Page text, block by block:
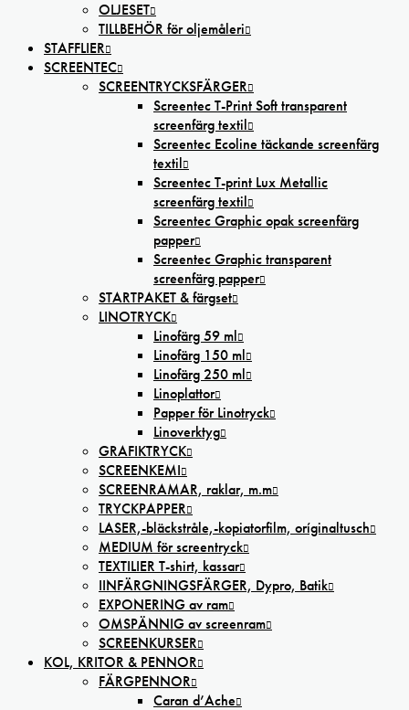
OLJESET
TILLBEHÖR för oljemåleri
STAFFLIER
SCREENTEC
SCREENTRYCKSFÄRGER
Screentec T-Print Soft transparent
screenfärg textil
Screentec Ecoline täckande screenfärg
textil
Screentec T-print Lux Metallic
screenfärg textil
Screentec Graphic opak screenfärg
papper
Screentec Graphic transparent
screenfärg papper
STARTPAKET & färgset
LINOTRYCK
Linofärg 59 ml
Linofärg 150 ml
Linofärg 250 ml
Linoplattor
Papper för Linotryck
Linoverktyg
GRAFIKTRYCK
SCREENKEMI
SCREENRAMAR, raklar, m.m
TRYCKPAPPER
LASER,-bläckstråle,-kopiatorfilm, oríginaltusch
MEDIUM för screentryck
TEXTILIER T-shirt, kassar
IINFÄRGNINGSFÄRGER, Dypro, Batik
EXPONERING av ram
OMSPÄNNIG av screenram
SCREENKURSER
KOL, KRITOR & PENNOR
FÄRGPENNOR
Caran d’Ache